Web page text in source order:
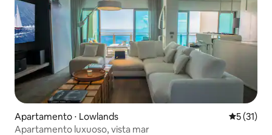
Apartamento ⋅ Lowlands 5 de uma
5 (31)
Apartamento luxuoso, vista mar